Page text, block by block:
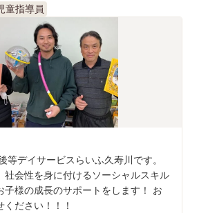
童指導員
等デイサービスらいふ久寿川です。
社会性を身に付けるソーシャルスキル
子様の成長のサポートをします！ お
ださい！！！